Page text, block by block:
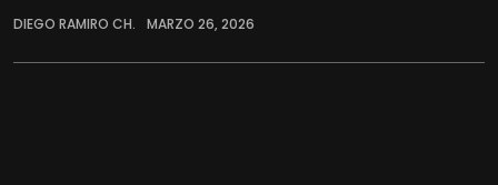
DIEGO RAMIRO CH. MARZO 26, 2026